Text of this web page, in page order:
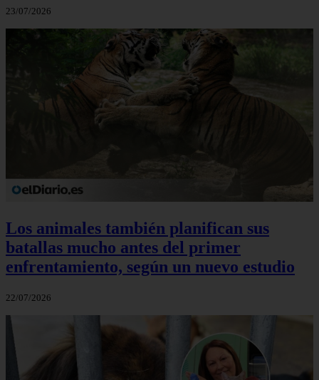
23/07/2026
Los animales también planifican sus
batallas mucho antes del primer
enfrentamiento, según un nuevo estudio
22/07/2026